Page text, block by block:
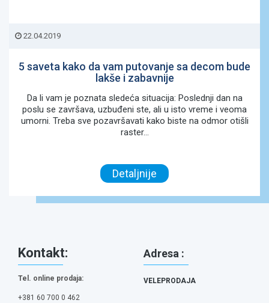
22.04.2019
5 saveta kako da vam putovanje sa decom bude
lakše i zabavnije
Da li vam je poznata sledeća situacija: Poslednji dan na
poslu se završava, uzbuđeni ste, ali u isto vreme i veoma
umorni. Treba sve pozavršavati kako biste na odmor otišli
raster...
Detaljnije
Kontakt:
Tel. online prodaja:
+381 60 700 0 462
Adresa :
VELEPRODAJA